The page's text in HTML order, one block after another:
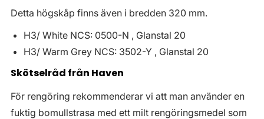
Detta högskåp finns även i bredden 320 mm.
H3/ White NCS: 0500-N , Glanstal 20
H3/ Warm Grey NCS: 3502-Y , Glanstal 20
Skötselråd från Haven
För rengöring rekommenderar vi att man använder en
fuktig bomullstrasa med ett milt rengöringsmedel som